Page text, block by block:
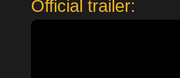
Official trailer: